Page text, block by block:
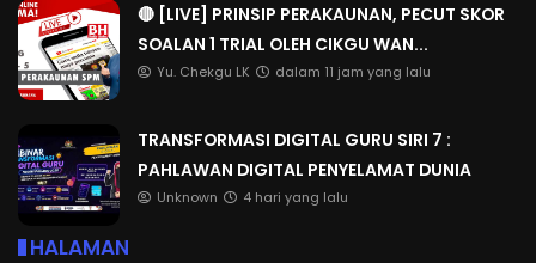
🔴 [LIVE] PRINSIP PERAKAUNAN, PECUT SKOR
SOALAN 1 TRIAL OLEH CIKGU WAN...
Yu. Chekgu LK dalam 11 jam yang lalu
TRANSFORMASI DIGITAL GURU SIRI 7 :
PAHLAWAN DIGITAL PENYELAMAT DUNIA
Unknown 4 hari yang lalu
HALAMAN